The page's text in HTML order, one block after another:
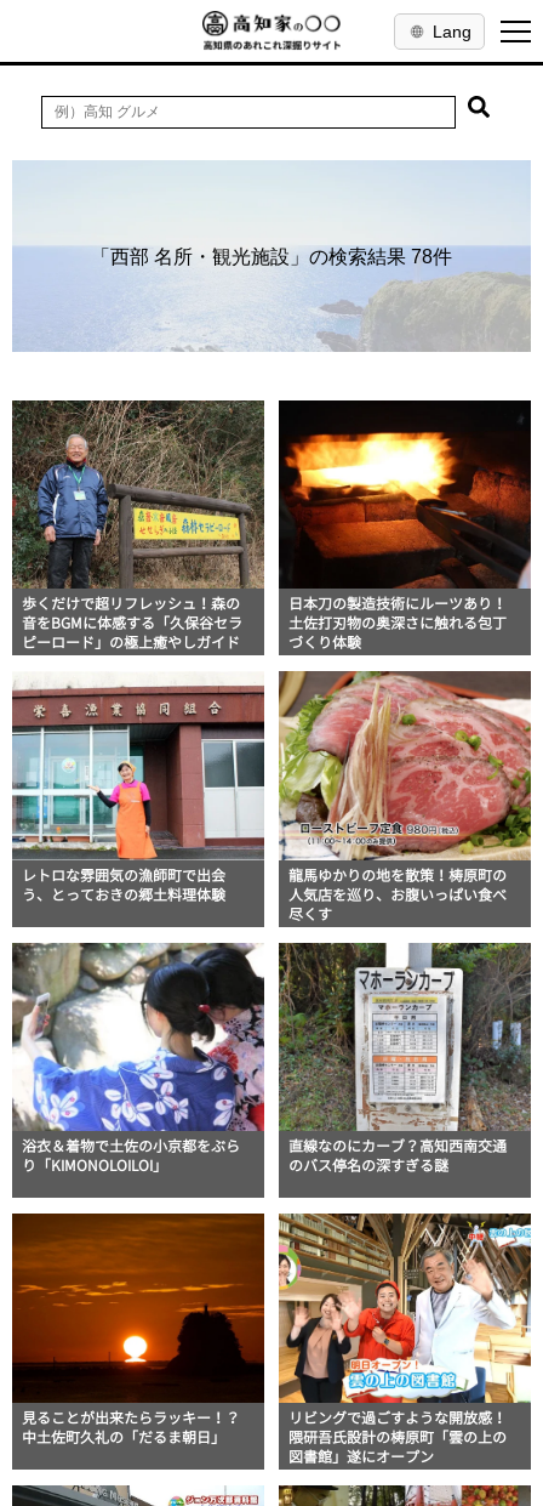
Lang
「西部 名所・観光施設」の検索結果 78件
歩くだけで超リフレッシュ！森の
音をBGMに体感する「久保谷セラ
ピーロード」の極上癒やしガイド
日本刀の製造技術にルーツあり！
土佐打刃物の奥深さに触れる包丁
づくり体験
レトロな雰囲気の漁師町で出会
う、とっておきの郷土料理体験
龍馬ゆかりの地を散策！梼原町の
人気店を巡り、お腹いっぱい食べ
尽くす
浴衣＆着物で土佐の小京都をぶら
り「KIMONOLOILOI」
直線なのにカーブ？高知西南交通
のバス停名の深すぎる謎
見ることが出来たらラッキー！？
中土佐町久礼の「だるま朝日」
リビングで過ごすような開放感！
隈研吾氏設計の梼原町「雲の上の
図書館」遂にオープン